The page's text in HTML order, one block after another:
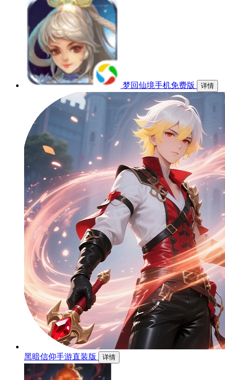
梦回仙境手机免费版 详情
黑暗信仰手游直装版 详情